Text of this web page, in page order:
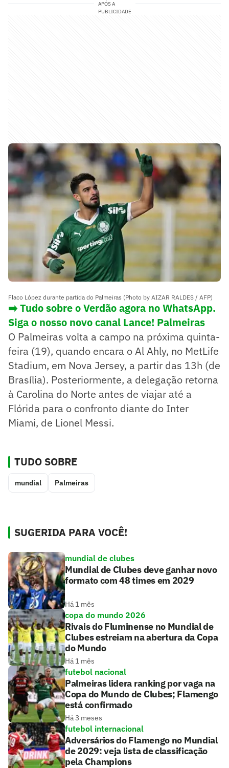
APÓS A
PUBLICIDADE
Flaco López durante partida do Palmeiras (Photo by AIZAR RALDES / AFP)
➡️ Tudo sobre o Verdão agora no WhatsApp.
Siga o nosso novo canal Lance! Palmeiras
O Palmeiras volta a campo na próxima quinta-
feira (19), quando encara o Al Ahly, no MetLife
Stadium, em Nova Jersey, a partir das 13h (de
Brasília). Posteriormente, a delegação retorna
à Carolina do Norte antes de viajar até a
Flórida para o confronto diante do Inter
Miami, de Lionel Messi.
TUDO SOBRE
mundial Palmeiras
SUGERIDA PARA VOCÊ!
mundial de clubes
Mundial de Clubes deve ganhar novo
formato com 48 times em 2029
Há 1 mês
copa do mundo 2026
Rivais do Fluminense no Mundial de
Clubes estreiam na abertura da Copa
do Mundo
Há 1 mês
futebol nacional
Palmeiras lidera ranking por vaga na
Copa do Mundo de Clubes; Flamengo
está confirmado
Há 3 meses
futebol internacional
Adversários do Flamengo no Mundial
de 2029: veja lista de classificação
pela Champions